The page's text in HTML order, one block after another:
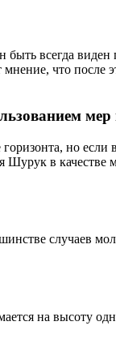
всегда
что после
мер
но
в качестве
случаев
на высоту